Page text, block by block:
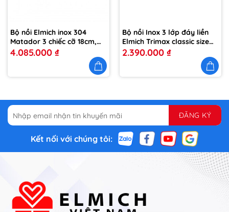
Bộ nồi Elmich inox 304
Matador 3 chiếc cỡ 18cm,
20cm, 24cm EL0123
4.085.000 ₫
Bộ nồi Inox 3 lớp đáy liền
Elmich Trimax classic size
18,20,24cm
2.390.000 ₫
Kết nối với chúng tôi: